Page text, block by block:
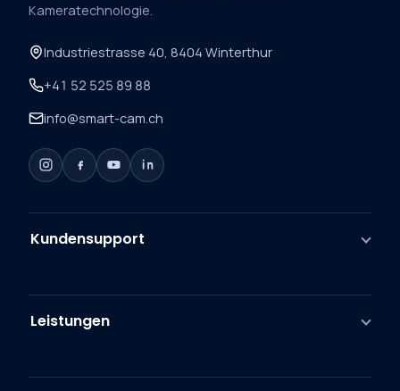
Kameratechnologie.
Industriestrasse 40, 8404 Winterthur
+41 52 525 89 88
info@smart-cam.ch
Kundensupport
Leistungen